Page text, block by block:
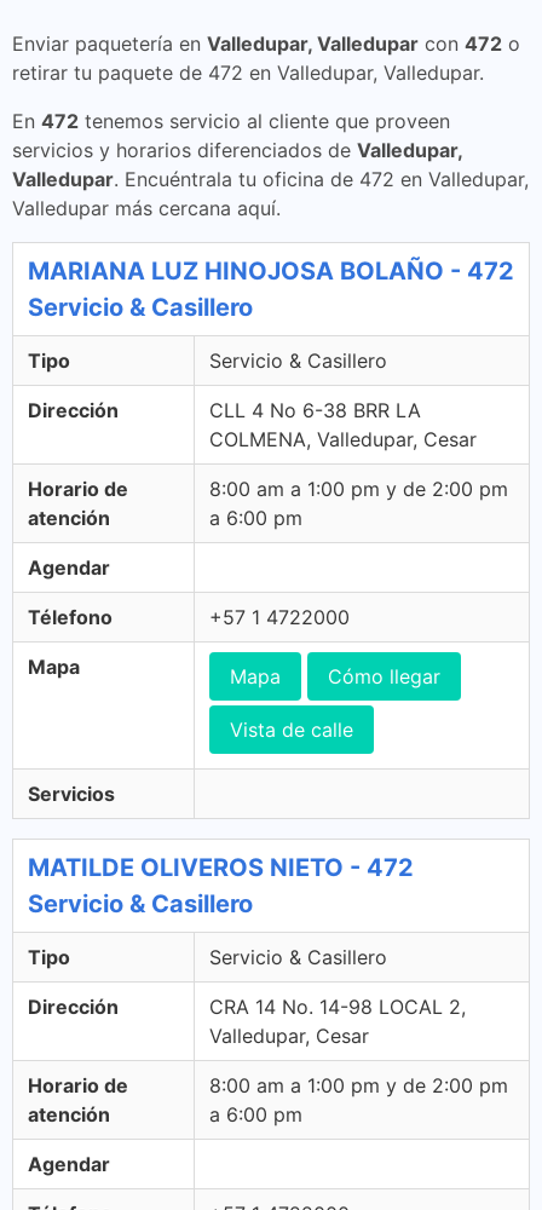
Enviar paquetería en Valledupar, Valledupar con 472 o
retirar tu paquete de 472 en Valledupar, Valledupar.
En 472 tenemos servicio al cliente que proveen
servicios y horarios diferenciados de Valledupar,
Valledupar. Encuéntrala tu oficina de 472 en Valledupar,
Valledupar más cercana aquí.
MARIANA LUZ HINOJOSA BOLAÑO - 472
Servicio & Casillero
Tipo Servicio & Casillero
Dirección
CLL 4 No 6-38 BRR LA
COLMENA, Valledupar, Cesar
Horario de
atención
8:00 am a 1:00 pm y de 2:00 pm
a 6:00 pm
Agendar
Télefono +57 1 4722000
Mapa Mapa Cómo llegar
Vista de calle
Servicios
MATILDE OLIVEROS NIETO - 472
Servicio & Casillero
Tipo Servicio & Casillero
Dirección
CRA 14 No. 14-98 LOCAL 2,
Valledupar, Cesar
Horario de
atención
8:00 am a 1:00 pm y de 2:00 pm
a 6:00 pm
Agendar